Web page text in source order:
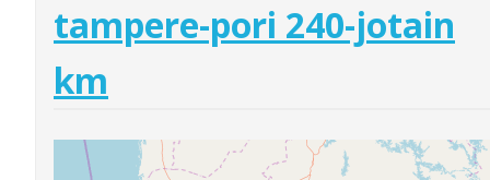
tampere-pori 240-jotain
km